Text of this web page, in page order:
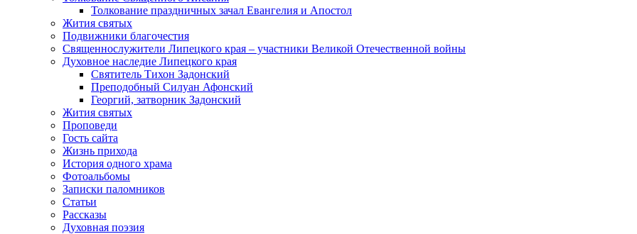
Толкование праздничных зачал Евангелия и Апостол
Жития святых
Подвижники благочестия
Священнослужители Липецкого края – участники Великой Отечественной войны
Духовное наследие Липецкого края
Святитель Тихон Задонский
Преподобный Силуан Афонский
Георгий, затворник Задонский
Жития святых
Проповеди
Гость сайта
Жизнь прихода
История одного храма
Фотоальбомы
Записки паломников
Статьи
Рассказы
Духовная поэзия